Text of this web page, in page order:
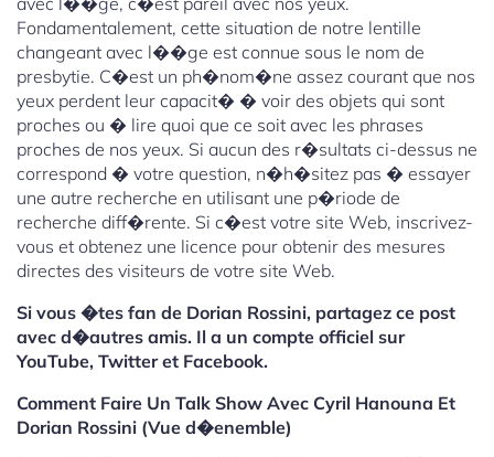
Fondamentalement, cette situation de notre lentille
changeant avec l��ge est connue sous le nom de
presbytie. C�est un ph�nom�ne assez courant que nos
yeux perdent leur capacit� � voir des objets qui sont
proches ou � lire quoi que ce soit avec les phrases
proches de nos yeux. Si aucun des r�sultats ci-dessus ne
correspond � votre question, n�h�sitez pas � essayer
une autre recherche en utilisant une p�riode de
recherche diff�rente. Si c�est votre site Web, inscrivez-
vous et obtenez une licence pour obtenir des mesures
directes des visiteurs de votre site Web.
Si vous �tes fan de Dorian Rossini, partagez ce post
avec d�autres amis. Il a un compte officiel sur
YouTube, Twitter et Facebook.
Comment Faire Un Talk Show Avec Cyril Hanouna Et
Dorian Rossini (Vue d�enemble)